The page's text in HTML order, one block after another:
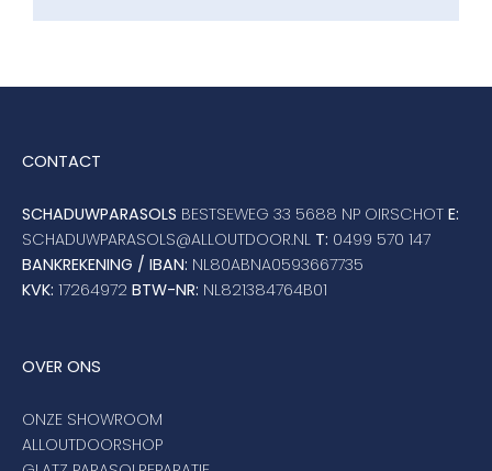
CONTACT
SCHADUWPARASOLS BESTSEWEG 33 5688 NP OIRSCHOT E:
SCHADUWPARASOLS@ALLOUTDOOR.NL T: 0499 570 147
BANKREKENING / IBAN: NL80ABNA0593667735
KVK: 17264972 BTW-NR: NL821384764B01
OVER ONS
ONZE SHOWROOM
ALLOUTDOORSHOP